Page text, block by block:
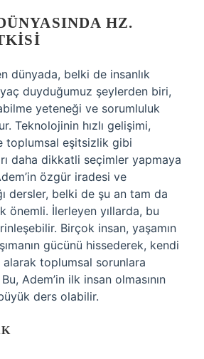
HZ.
dünyada, belki de insanlık
duyduğumuz şeylerden biri,
yeteneği ve sorumluluk
Teknolojinin hızlı gelişimi,
toplumsal eşitsizlik gibi
daha dikkatli seçimler yapmaya
özgür iradesi ve
dersler, belki de şu an tam da
önemli. İlerleyen yıllarda, bu
Birçok insan, yaşamın
gücünü hissederek, kendi
alarak toplumsal sorunlara
Adem’in ilk insan olmasının
ders olabilir.